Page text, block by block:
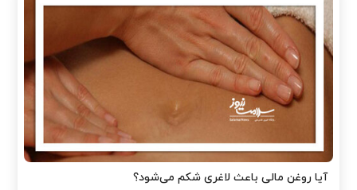
آیا روغن مالی باعث لاغری شکم می‌شود؟